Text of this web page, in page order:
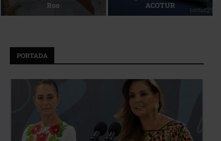
Reconocimiento de viajeros La esencia del servicio
PORTADA